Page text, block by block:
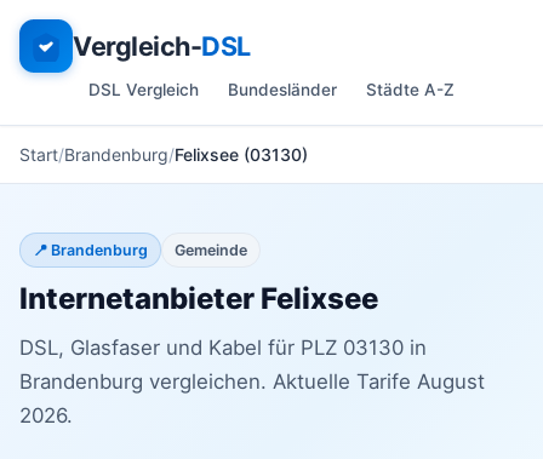
Vergleich-DSL
DSL Vergleich Bundesländer Städte A-Z
Start Brandenburg Felixsee (03130)
📍 Brandenburg Gemeinde
Internetanbieter Felixsee
DSL, Glasfaser und Kabel für PLZ 03130 in
Brandenburg vergleichen. Aktuelle Tarife August
2026.